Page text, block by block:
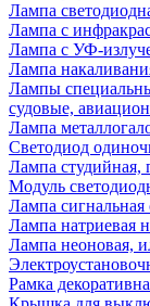
Лампа
Лампа с
Лампа с УФ-
Лампа
Лампы
судовые,
Лампа
Светодиод
Лампа студийная,
Модуль
Лампа сигнальная
Лампа натриевая
Лампа неоновая,
Рамка